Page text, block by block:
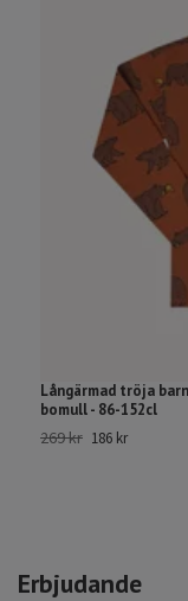
Erbjudande
Långärmad tröja
bomull - 86-152cl
269 kr 186 kr